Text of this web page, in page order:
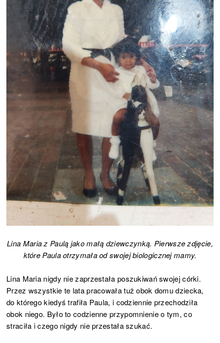
Lina Maria z Paulą jako małą dziewczynką. Pierwsze zdjęcie,
które Paula otrzymała od swojej biologicznej mamy.
Lina Maria nigdy nie zaprzestała poszukiwań swojej córki.
Przez wszystkie te lata pracowała tuż obok domu dziecka,
do którego kiedyś trafiła Paula, i codziennie przechodziła
obok niego. Było to codzienne przypomnienie o tym, co
straciła i czego nigdy nie przestała szukać.